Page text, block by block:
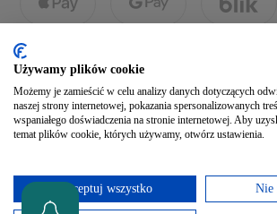
Social media
Zobacz naszego Facebooka
Używamy plików cookie
Możemy je zamieścić w celu analizy danych dotyczących
naszej strony internetowej, pokazania spersonalizowanych
wspaniałego doświadczenia na stronie internetowej. Aby
temat plików cookie, których używamy, otwórz ustawienia.
Akceptuj wszystko Nie